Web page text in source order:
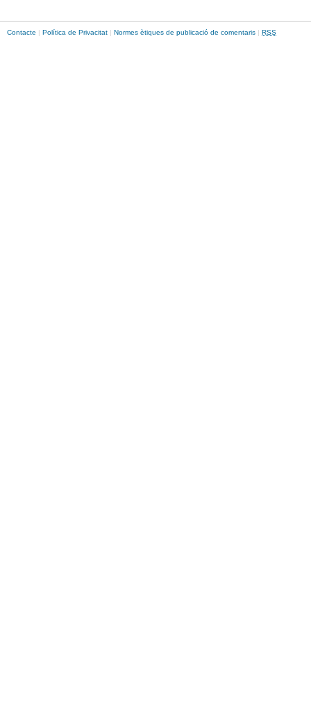
Contacte | Política de Privacitat | Normes ètiques de publicació de comentaris | RSS